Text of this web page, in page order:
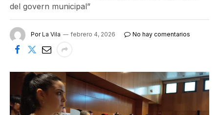
del govern municipal”
Por La Vila febrero 4, 2026 No hay comentarios